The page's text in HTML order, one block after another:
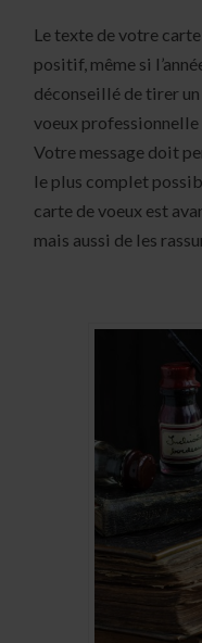
Le texte de votre
positif, même si
déconseillé de tirer
voeux professionnelle
Votre message doit
le plus complet
carte de voeux est
mais aussi de les